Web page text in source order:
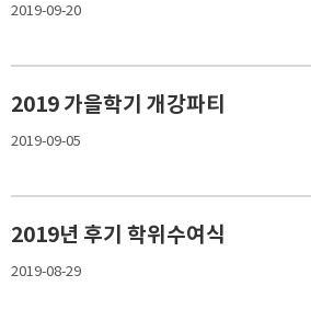
2019-09-20
2019 가을학기 개강파티
2019-09-05
2019년 후기 학위수여식
2019-08-29